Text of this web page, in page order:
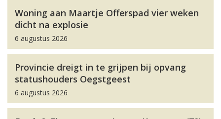
Woning aan Maartje Offerspad vier weken
dicht na explosie
6 augustus 2026
Provincie dreigt in te grijpen bij opvang
statushouders Oegstgeest
6 augustus 2026